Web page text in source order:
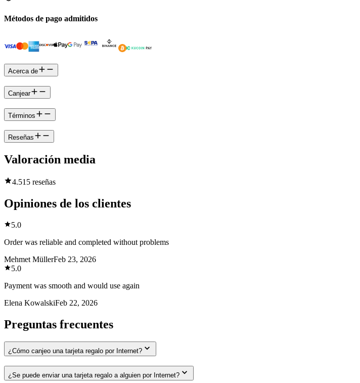
Métodos de pago admitidos
Acerca de
Canjear
Términos
Reseñas
Valoración media
4.515 reseñas
Opiniones de los clientes
5.0
Order was reliable and completed without problems
Mehmet MüllerFeb 23, 2026
5.0
Payment was smooth and would use again
Elena KowalskiFeb 22, 2026
Preguntas frecuentes
¿Cómo canjeo una tarjeta regalo por Internet?
¿Se puede enviar una tarjeta regalo a alguien por Internet?